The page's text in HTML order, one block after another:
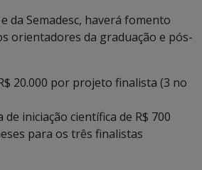
da Semadesc, haverá fomento
orientadores da graduação e pós-
20.000 por projeto finalista (3 no
de iniciação científica de R$ 700
para os três finalistas